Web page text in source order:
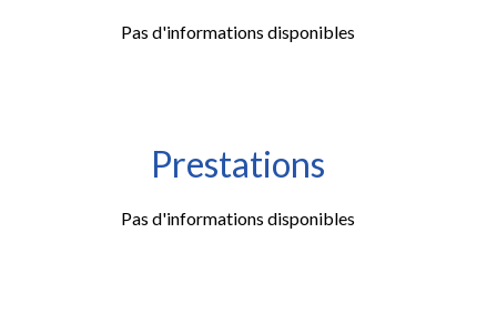
Pas d'informations disponibles
Prestations
Pas d'informations disponibles